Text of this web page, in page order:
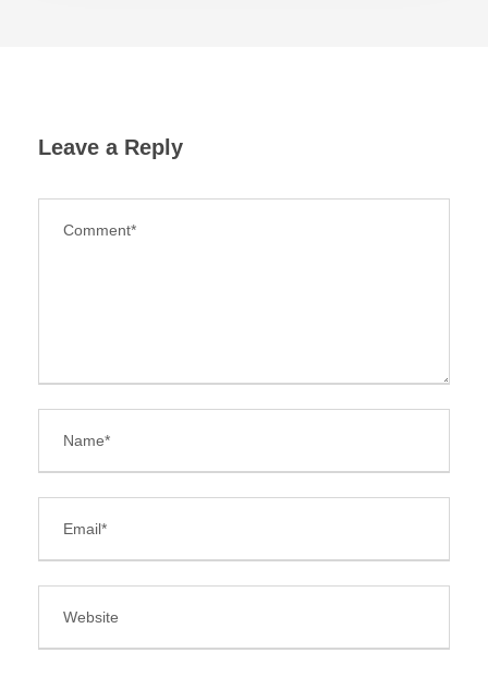
Leave a Reply